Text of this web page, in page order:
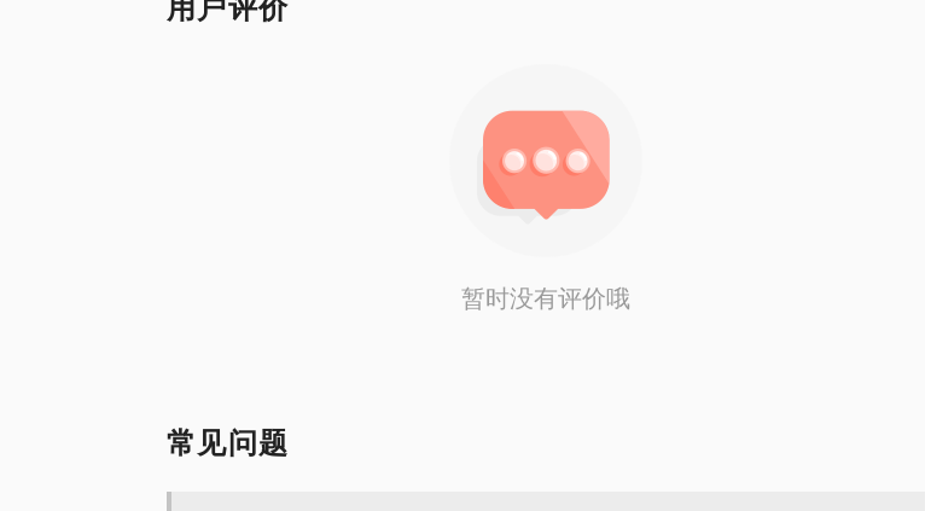
二、定制化破局策略：从能力提升到职场跃迁的全路径规划
软实力打磨：针对沟通表达、团队协作、领导力等职场软技能，提供实战演练与反馈指
内部晋升：解析公司晋升机制，教你如何展示工作成果、向上管理、争取关键项目机
用户评价
暂时没有评价哦
常见问题